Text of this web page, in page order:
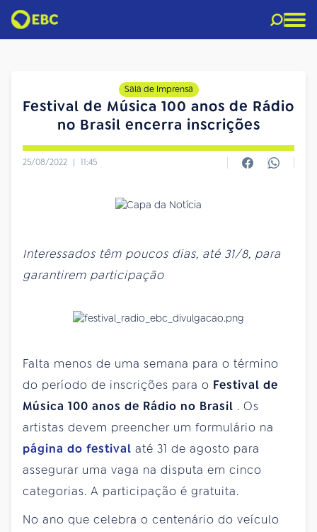
Sala de Imprensa
Festival de Música 100 anos de Rádio
no Brasil encerra inscrições
25/08/2022 | 11:45
Interessados têm poucos dias, até 31/8, para
garantirem participação
Falta menos de uma semana para o término
do período de inscrições para o Festival de
Música 100 anos de Rádio no Brasil . Os
artistas devem preencher um formulário na
página do festival até 31 de agosto para
assegurar uma vaga na disputa em cinco
categorias. A participação é gratuita.
No ano que celebra o centenário do veículo